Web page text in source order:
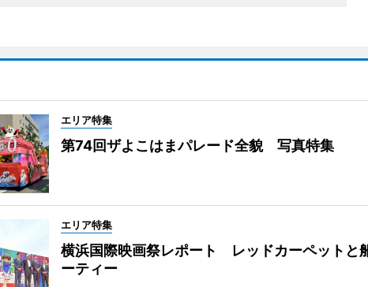
エリア特集
第74回ザよこはまパレード全貌 写真特集
エリア特集
横浜国際映画祭レポート レッドカーペットと
ーティー